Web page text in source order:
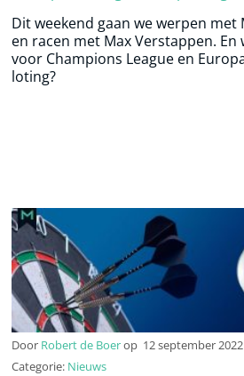
Dit weekend gaan we werpen met
en racen met Max Verstappen.
voor Champions League en
loting?
Door Robert de Boerop 12 september 2022
Categorie: Nieuws